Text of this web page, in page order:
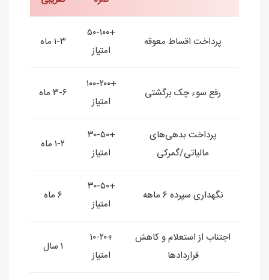
پرداخت اقساط معوقه
+۵۰-۱۰۰
امتیاز
۱-۳ ماه
رفع سوء چک برگشتی
+۱۰۰-۲۰۰
امتیاز
۳-۶ ماه
پرداخت بدهی‌های
مالیاتی/گمرکی
+۳۰-۵۰
امتیاز
۱-۲ ماه
نگهداری سپرده ۶ ماهه
+۳۰-۵۰
امتیاز
۶ ماه
اجتناب از استعلام و کاهش
قراردادها
+۱۰-۲۰
امتیاز
۱ سال